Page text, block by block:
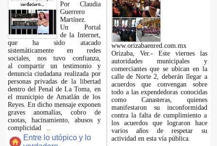
Por Claudia
Guerrero
Martínez.
​Un Portal
de la Internet,
que ha sido atacado
sistemáticamente en redes
sociales, nos tuvo confianza,
al compartir un testimonio y
denuncia ciudadana realizada por
personas privadas de la libertad
dentro del Penal de La Toma, en
el municipio de Amatlán de los
Reyes. En dicho mensaje exponen
graves anomalías, cobro de
cuotas, hacinamiento, abusos y
complicidad
Entre lo utópico y lo
www.orizabaenred.com.mx
Orizaba, Ver.- Este viernes las
autoridades municipales y
comerciantes que se ubican en la
calle de Norte 2, deberán llegar a
acuerdos que convengan sobre
todo a las expendedoras conocidas
como Canasteras, quienes
manifestaron su inconformidad
contra la falta de cumplimiento a
los acuerdos que lograron hace
varios años de respetar su
actividad en esta vía pública.